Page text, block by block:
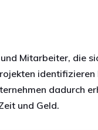
Mitarbeiter, die
identifizieren
dadurch
und Geld.